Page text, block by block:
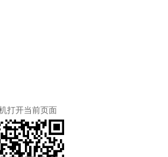
打开当前页面